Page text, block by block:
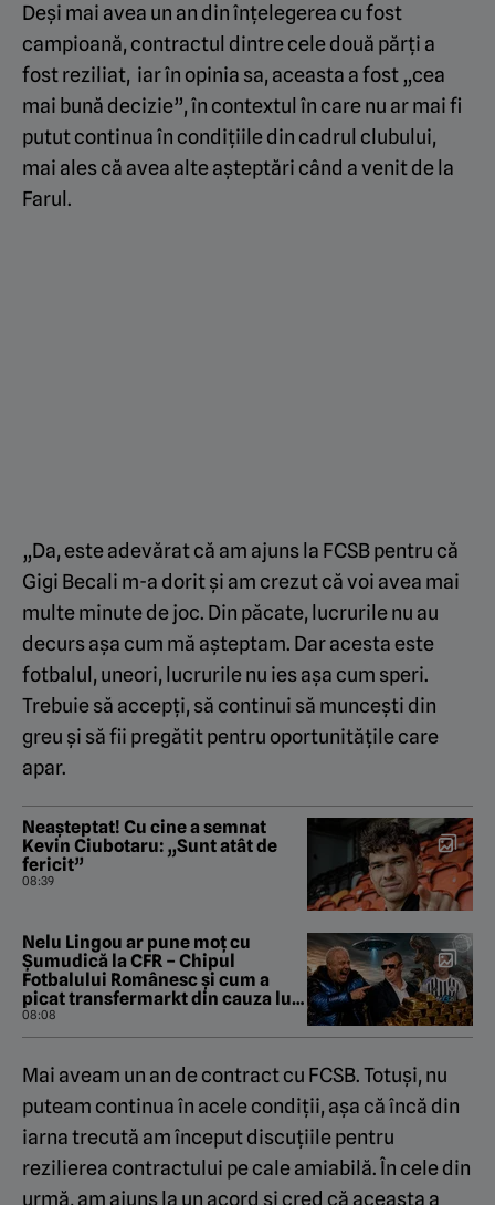
Deși mai avea un an din înțelegerea cu fost
campioană, contractul dintre cele două părți a
fost reziliat, iar în opinia sa, aceasta a fost „cea
mai bună decizie”, în contextul în care nu ar mai fi
putut continua în condițiile din cadrul clubului,
mai ales că avea alte așteptări când a venit de la
Farul.
„Da, este adevărat că am ajuns la FCSB pentru că
Gigi Becali m-a dorit și am crezut că voi avea mai
multe minute de joc. Din păcate, lucrurile nu au
decurs așa cum mă așteptam. Dar acesta este
fotbalul, uneori, lucrurile nu ies așa cum speri.
Trebuie să accepți, să continui să muncești din
greu și să fii pregătit pentru oportunitățile care
apar.
Neașteptat! Cu cine a semnat
Kevin Ciubotaru: „Sunt atât de
fericit”
08:39
Nelu Lingou ar pune moț cu
Șumudică la CFR – Chipul
Fotbalului Românesc și cum a
picat transfermarkt din cauza lui
Dan Nistor. „Pastila de la Manila”
cu Gabriel Berceanu
08:08
Mai aveam un an de contract cu FCSB. Totuși, nu
puteam continua în acele condiții, așa că încă din
iarna trecută am început discuțiile pentru
rezilierea contractului pe cale amiabilă. În cele din
urmă, am ajuns la un acord și cred că aceasta a